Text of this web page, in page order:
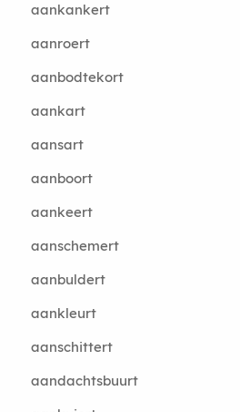
aankankert
aanroert
aanbodtekort
aankart
aansart
aanboort
aankeert
aanschemert
aanbuldert
aankleurt
aanschittert
aandachtsbuurt